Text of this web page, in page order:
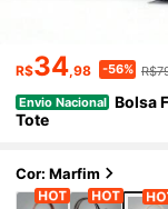
R$34,98 -56%
Envio Nacional Bolsa
Tote
Cor: Marfim